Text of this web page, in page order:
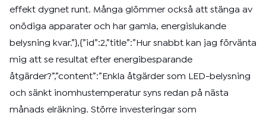
effekt dygnet runt. Många glömmer också att stänga av
onödiga apparater och har gamla, energislukande
belysning kvar.”},{”id”:2,”title”:”Hur snabbt kan jag förvänta
mig att se resultat efter energibesparande
åtgärder?”,”content”:”Enkla åtgärder som LED-belysning
och sänkt inomhustemperatur syns redan på nästa
månads elräkning. Större investeringar som